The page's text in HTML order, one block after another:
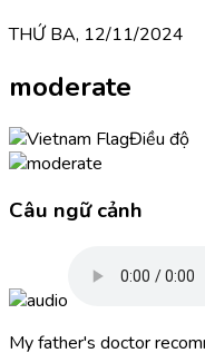
THỨ BA, 12/11/2024
moderate
Điều độ
Câu ngữ cảnh
My father's doctor